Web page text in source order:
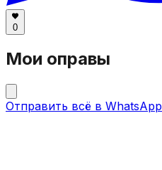
0
Мои оправы
Отправить всё в WhatsApp